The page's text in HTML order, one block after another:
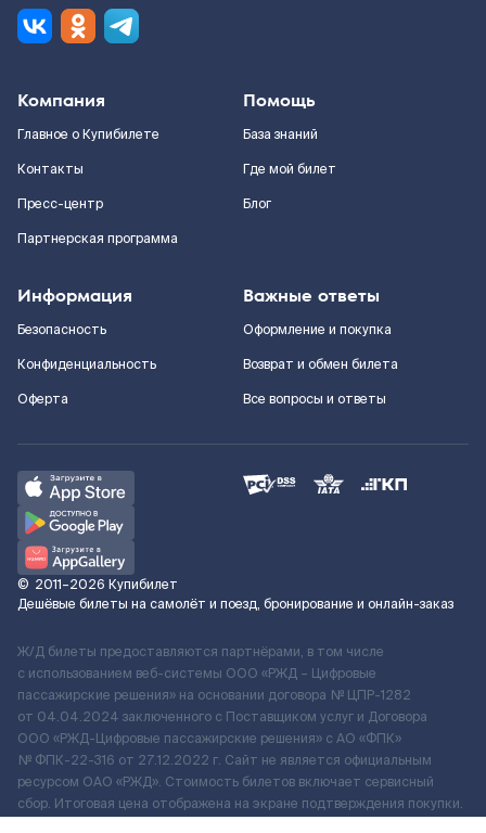
Компания
Главное о Купибилете
Контакты
Пресс-центр
Партнерская программа
Помощь
База знаний
Где мой билет
Блог
Информация
Безопасность
Конфиденциальность
Оферта
Важные ответы
Оформление и покупка
Возврат и обмен билета
Все вопросы и ответы
© 2011–2026 Купибилет
Дешёвые билеты на самолёт и поезд, бронирование и онлайн-заказ
Ж/Д билеты предоставляются партнёрами, в том числе
с использованием веб-системы ООО «РЖД – Цифровые
пассажирские решения» на основании договора № ЦПР-1282
от 04.04.2024 заключенного с Поставщиком услуг и Договора
ООО «РЖД-Цифровые пассажирские решения» c АО «ФПК»
№ ФПК-22-316 от 27.12.2022 г. Сайт не является официальным
ресурсом ОАО «РЖД». Стоимость билетов включает сервисный
сбор. Итоговая цена отображена на экране подтверждения покупки.